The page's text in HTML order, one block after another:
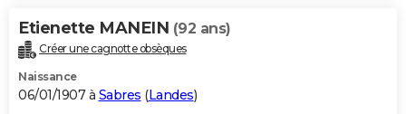
Etienette MANEIN (92 ans)
Créer une cagnotte obsèques
Naissance
06/01/1907 à Sabres (Landes)